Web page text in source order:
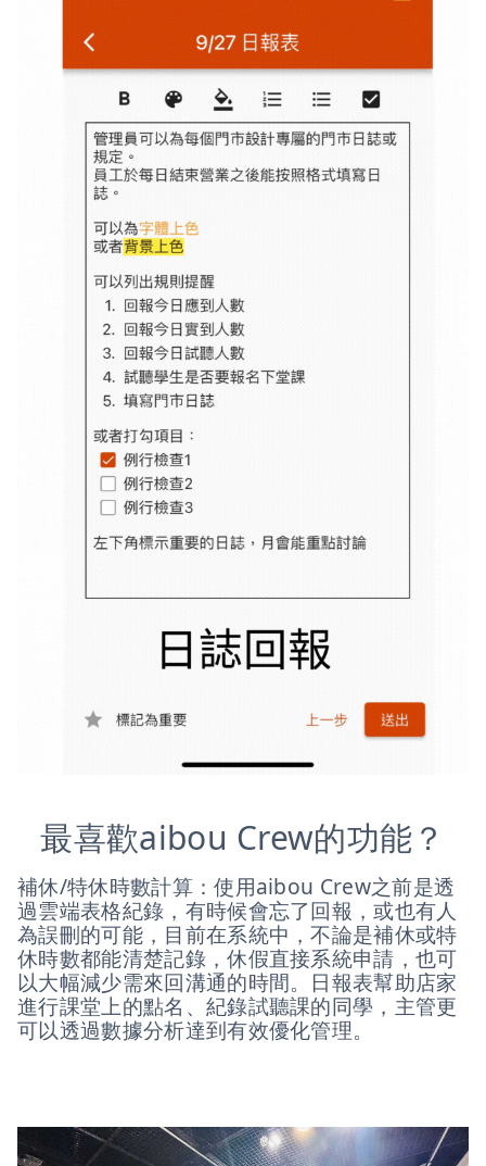
最喜歡aibou Crew的功能？
補休/特休時數計算：使用aibou Crew之前是透
過雲端表格紀錄，有時候會忘了回報，或也有人
為誤刪的可能，目前在系統中，不論是補休或特
休時數都能清楚記錄，休假直接系統申請，也可
以大幅減少需來回溝通的時間。日報表幫助店家
進行課堂上的點名、紀錄試聽課的同學，主管更
可以透過數據分析達到有效優化管理。